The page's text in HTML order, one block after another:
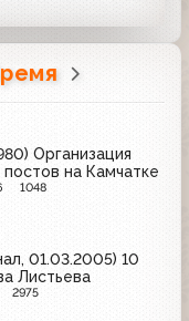
Организация
на Камчатке
1048
01.03.2005) 10
Листьева
2975